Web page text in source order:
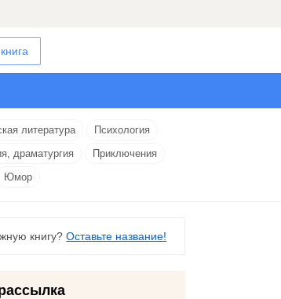
литература
Психология
драматургия
Приключения
Юмор
книгу?Оставьте название!